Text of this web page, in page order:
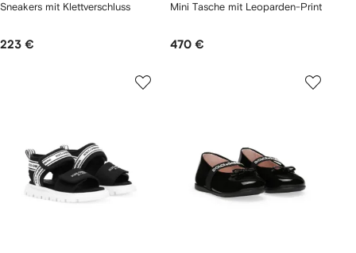
Sneakers mit Klettverschluss
223 €
Mini Tasche mit Leoparden-Print
470 €